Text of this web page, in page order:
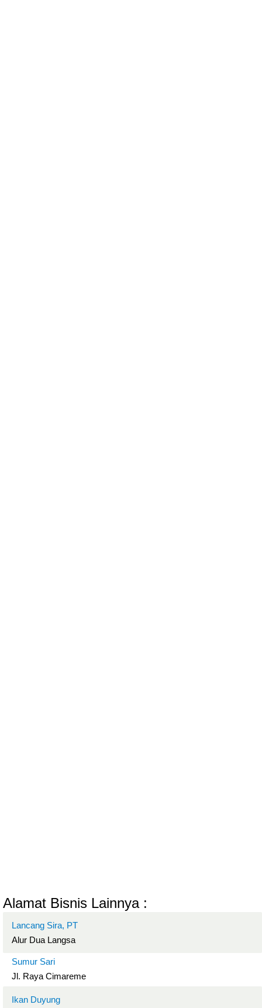
Alamat Bisnis Lainnya :
Lancang Sira, PT
Alur Dua Langsa
Sumur Sari
Jl. Raya Cimareme
Ikan Duyung